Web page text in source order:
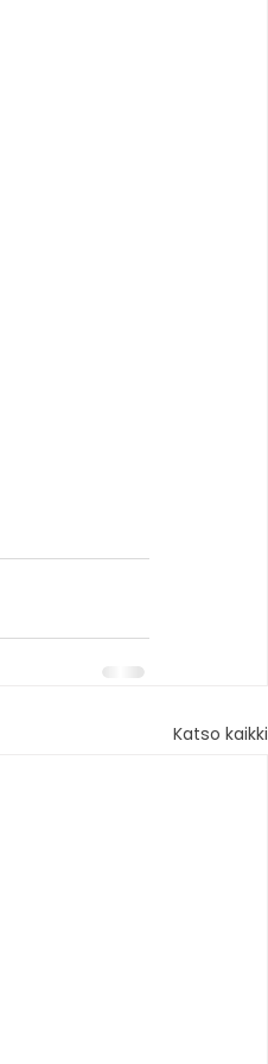
Katso kaikki